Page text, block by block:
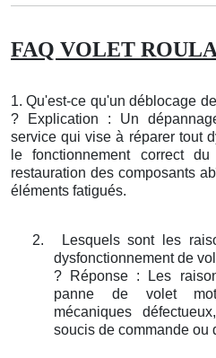
FAQ VOLET
1. Qu'est-ce qu'un déblocage
? Explication : Un
service qui vise à réparer tout
le fonctionnement correct
restauration des composants
éléments fatigués.
2.
Lesquels sont les
dysfonctionnement de
? Réponse : Les
panne de volet
mécaniques
soucis de commande ou